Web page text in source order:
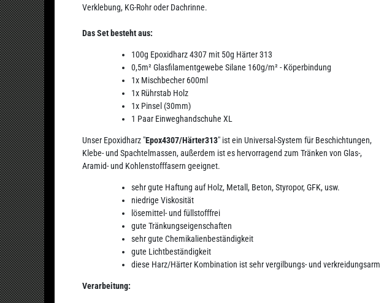
Verklebung, KG-Rohr oder Dachrinne.
Das Set besteht aus:
100g Epoxidharz 4307 mit 50g Härter 313
0,5m² Glasfilamentgewebe Silane 160g/m² - Köperbindung
1x Mischbecher 600ml
1x Rührstab Holz
1x Pinsel (30mm)
1 Paar Einweghandschuhe XL
Unser Epoxidharz "Epox4307/Härter313" ist ein Universal-System für Beschichtungen,
Klebe- und Spachtelmassen, außerdem ist es hervorragend zum Tränken von Glas-,
Aramid- und Kohlenstofffasern geeignet.
sehr gute Haftung auf Holz, Metall, Beton, Styropor, GFK, usw.
niedrige Viskosität
lösemittel- und füllstofffrei
gute Tränkungseigenschaften
sehr gute Chemikalienbeständigkeit
gute Lichtbeständigkeit
diese Harz/Härter Kombination ist sehr vergilbungs- und verkreidungsarm
Verarbeitung: